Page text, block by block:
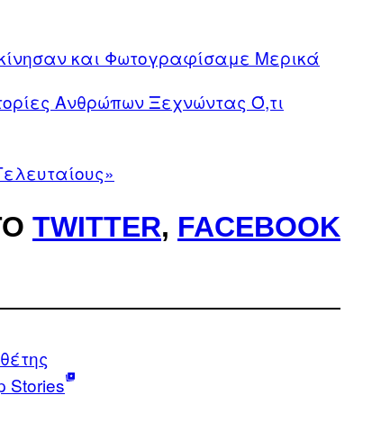
και Φωτογραφίσαμε Μερικά
Ανθρώπων Ξεχνώντας Ό,τι
TWITTER, FACEBOOK
Stories